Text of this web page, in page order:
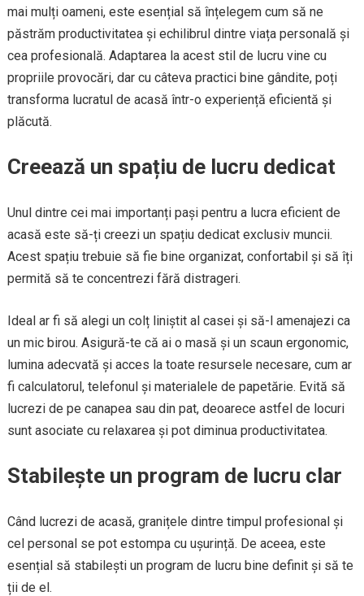
mai mulți oameni, este esențial să înțelegem cum să ne
păstrăm productivitatea și echilibrul dintre viața personală și
cea profesională. Adaptarea la acest stil de lucru vine cu
propriile provocări, dar cu câteva practici bine gândite, poți
transforma lucratul de acasă într-o experiență eficientă și
plăcută.
Creează un spațiu de lucru dedicat
Unul dintre cei mai importanți pași pentru a lucra eficient de
acasă este să-ți creezi un spațiu dedicat exclusiv muncii.
Acest spațiu trebuie să fie bine organizat, confortabil și să îți
permită să te concentrezi fără distrageri.
Ideal ar fi să alegi un colț liniștit al casei și să-l amenajezi ca
un mic birou. Asigură-te că ai o masă și un scaun ergonomic,
lumina adecvată și acces la toate resursele necesare, cum ar
fi calculatorul, telefonul și materialele de papetărie. Evită să
lucrezi de pe canapea sau din pat, deoarece astfel de locuri
sunt asociate cu relaxarea și pot diminua productivitatea.
Stabilește un program de lucru clar
Când lucrezi de acasă, granițele dintre timpul profesional și
cel personal se pot estompa cu ușurință. De aceea, este
esențial să stabilești un program de lucru bine definit și să te
ții de el.